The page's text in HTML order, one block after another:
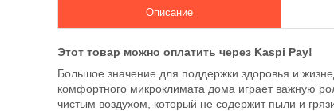
Описание
Этот товар можно оплатить через Kaspi Pay!
Большое значение для поддержки здоровья и
комфортного микроклимата дома играет важную
чистым воздухом, который не содержит пыли и